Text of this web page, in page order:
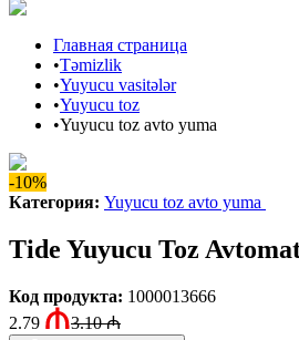
Главная страница
•Təmizlik
•Yuyucu vasitələr
•Yuyucu toz
•Yuyucu toz avto yuma
-10%
Категория: Yuyucu toz avto yuma
Tide Yuyucu Toz
Код продукта: 1000013666
2.79
3.10₼